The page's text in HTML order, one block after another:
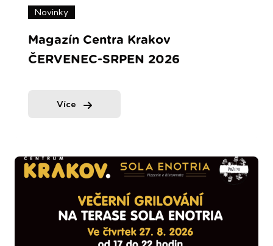
Novinky
Magazín Centra Krakov
ČERVENEC-SRPEN 2026
Více